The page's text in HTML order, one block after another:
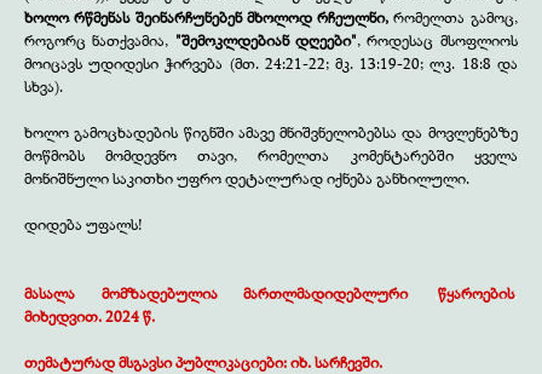
ხოლო რწმენას შეინარჩუნებენ მხოლოდ რჩეულნი,რომელთა გამოც,
როგორც ნათქვამია, "შემოკლდებიან დღეები", როდესაც მსოფლიოს
მოიცავს უდიდესი ჭირვება (მთ. 24:21-22; მკ. 13:19-20; ლკ. 18:8 და
სხვა).
ხოლო გამოცხადების წიგნში ამავე მნიშვნელობებსა და მოვლენებზე
მოწმობს მომდევნო თავი, რომელთა კომენტარებში ყველა
მონიშნული საკითხი უფრო დეტალურად იქნება განხილული.
დიდება უფალს!
მასალა მომზადებულია მართლმადიდებლური .წყაროების.
მიხედვით. 2024 წ.
თემატურად მსგავსი პუბლიკაციები: იხ.სარჩევში.